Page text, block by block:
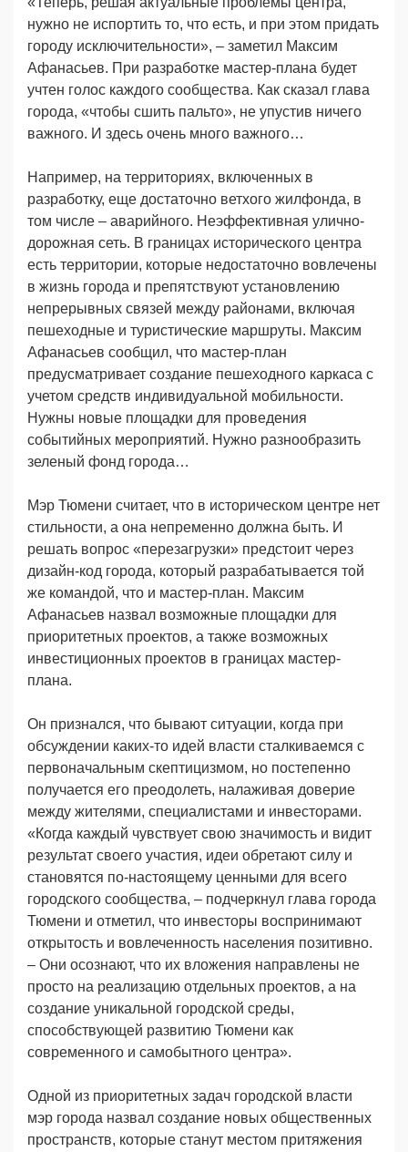
нужно не испортить то, что есть, и при этом придать
городу исключительности», – заметил Максим
Афанасьев. При разработке мастер-плана будет
учтен голос каждого сообщества. Как сказал глава
города, «чтобы сшить пальто», не упустив ничего
важного. И здесь очень много важного…
Например, на территориях, включенных в
разработку, еще достаточно ветхого жилфонда, в
том числе – аварийного. Неэффективная улично-
дорожная сеть. В границах исторического центра
есть территории, которые недостаточно вовлечены
в жизнь города и препятствуют установлению
непрерывных связей между районами, включая
пешеходные и туристические маршруты. Максим
Афанасьев сообщил, что мастер-план
предусматривает создание пешеходного каркаса с
учетом средств индивидуальной мобильности.
Нужны новые площадки для проведения
событийных мероприятий. Нужно разнообразить
зеленый фонд города…
Мэр Тюмени считает, что в историческом центре нет
стильности, а она непременно должна быть. И
решать вопрос «перезагрузки» предстоит через
дизайн-код города, который разрабатывается той
же командой, что и мастер-план. Максим
Афанасьев назвал возможные площадки для
приоритетных проектов, а также возможных
инвестиционных проектов в границах мастер-
плана.
Он признался, что бывают ситуации, когда при
обсуждении каких-то идей власти сталкиваемся с
первоначальным скептицизмом, но постепенно
получается его преодолеть, налаживая доверие
между жителями, специалистами и инвесторами.
«Когда каждый чувствует свою значимость и видит
результат своего участия, идеи обретают силу и
становятся по-настоящему ценными для всего
городского сообщества, – подчеркнул глава города
Тюмени и отметил, что инвесторы воспринимают
открытость и вовлеченность населения позитивно.
– Они осознают, что их вложения направлены не
просто на реализацию отдельных проектов, а на
создание уникальной городской среды,
способствующей развитию Тюмени как
современного и самобытного центра».
Одной из приоритетных задач городской власти
мэр города назвал создание новых общественных
пространств, которые станут местом притяжения